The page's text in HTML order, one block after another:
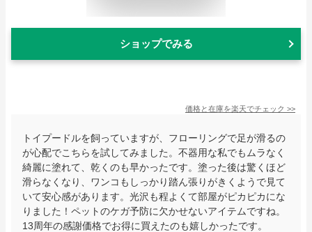
ショップでみる
価格と在庫を楽天でチェック >>
トイプードルを飼っていますが、フローリングで足が滑るの
が心配でこちらを試してみました。不器用な私でもムラなく
綺麗に塗れて、乾くのも早かったです。塗った後は驚くほど
滑らなくなり、ワンコもしっかり踏ん張りがきくようで見て
いて安心感があります。光沢も程よくて部屋がピカピカにな
りました！ペットのケガ予防に欠かせないアイテムですね。
13周年の感謝価格でお得に買えたのも嬉しかったです。